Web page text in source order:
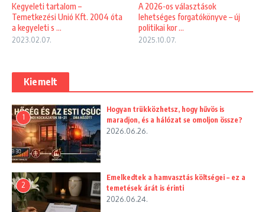
Kegyeleti tartalom –
Temetkezési Unió Kft. 2004 óta
a kegyeleti s ...
2023.02.07.
A 2026-os választások
lehetséges forgatókönyve – új
politikai kor ...
2025.10.07.
Kiemelt
1
Hogyan trükközhetsz, hogy hűvös is
maradjon, és a hálózat se omoljon össze?
2026.06.26.
2
Emelkedtek a hamvasztás költségei – ez a
temetések árát is érinti
2026.06.24.